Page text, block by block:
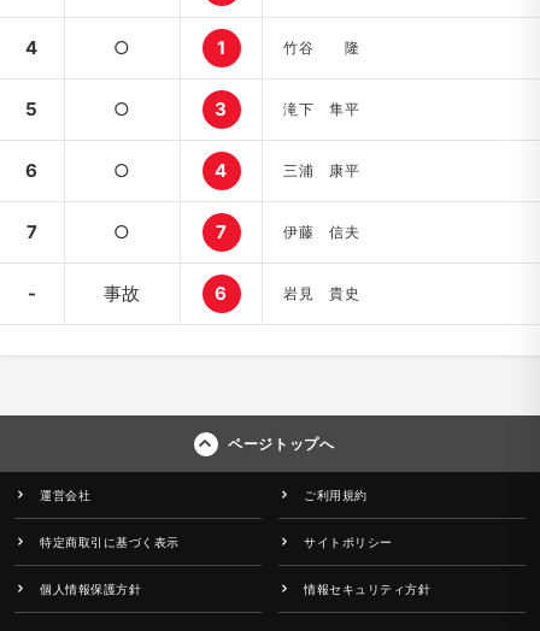
4 ○ 1 竹谷 隆
5 ○ 3 滝下 隼平
6 ○ 4 三浦 康平
7 ○ 7 伊藤 信夫
- 事故 6 岩見 貴史
ページトップへ
運営会社 ご利用規約
特定商取引に基づく表示 サイトポリシー
個人情報保護方針 情報セキュリティ方針